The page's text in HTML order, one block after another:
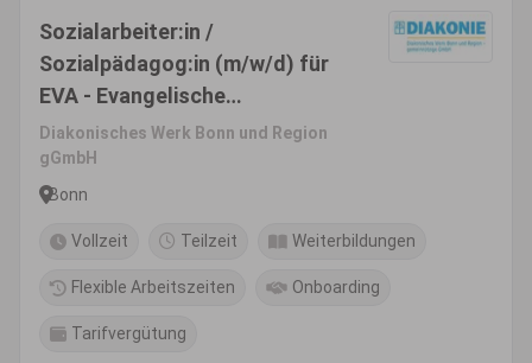
Sozialarbeiter:in /
Sozialpädagog:in (m/w/d) für
EVA - Evangelische
Beratungsstelle für
Schwangerschaft, Sexualität
und Pränataldiagnostik
Diakonisches Werk Bonn und Region
gGmbH
Bonn
Vollzeit Teilzeit Weiterbildungen
Flexible Arbeitszeiten Onboarding
Tarifvergütung